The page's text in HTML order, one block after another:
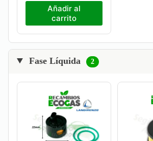
Añadir al
carrito
Fase Líquida 2